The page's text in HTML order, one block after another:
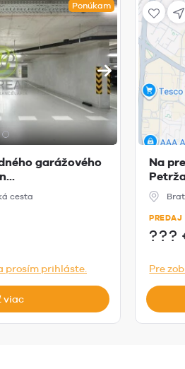
Ponúkam
garážového
cesta
prosím prihláste.
viac
Na
PREDAJ
???
Pre